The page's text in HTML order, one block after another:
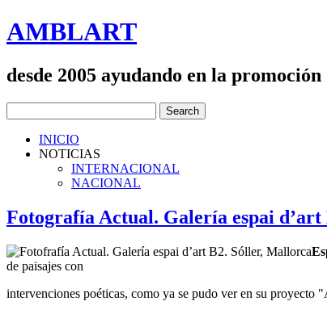
AMBLART
desde 2005 ayudando en la
INICIO
NOTICIAS
INTERNACIONAL
NACIONAL
Fotografía Actual. Galería espai
de paisajes con
intervenciones poéticas, como ya se pudo ver en su proyecto